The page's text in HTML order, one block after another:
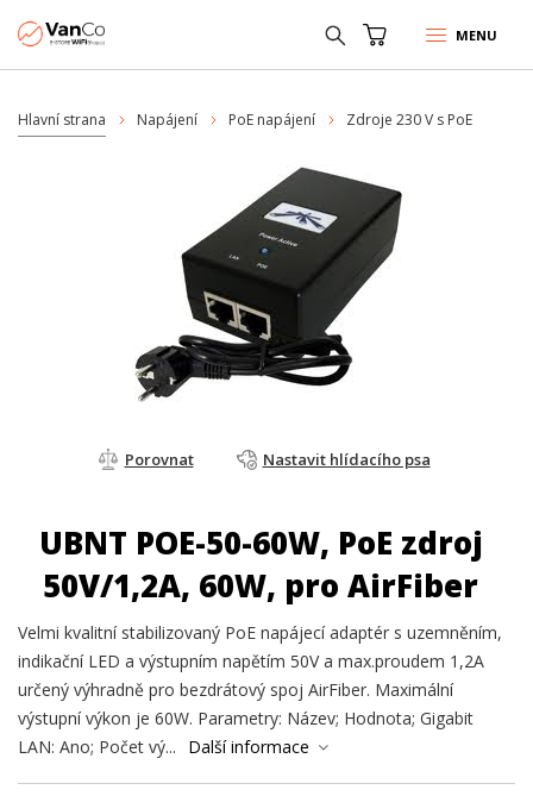
MENU
Hlavní strana Napájení PoE napájení Zdroje 230 V s PoE
Porovnat Nastavit hlídacího psa
UBNT POE-50-60W, PoE zdroj
50V/1,2A, 60W, pro AirFiber
Velmi kvalitní stabilizovaný PoE napájecí adaptér s uzemněním,
indikační LED a výstupním napětím 50V a max.proudem 1,2A
určený výhradně pro bezdrátový spoj AirFiber. Maximální
výstupní výkon je 60W. Parametry: Název; Hodnota; Gigabit
LAN: Ano; Počet vý...
Další informace